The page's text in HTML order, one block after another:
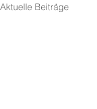
Aktuelle Beiträge